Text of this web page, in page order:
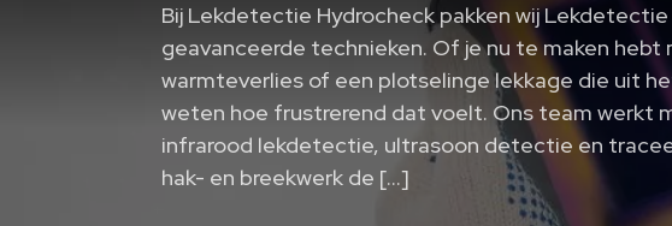
Bij Lekdetectie Hydrocheck pakken wij Lekdetectie
geavanceerde technieken. Of je nu te maken
warmteverlies of een plotselinge lekkage die uit
weten hoe frustrerend dat voelt. Ons team werkt
infrarood lekdetectie, ultrasoon detectie en
hak- en breekwerk de […]